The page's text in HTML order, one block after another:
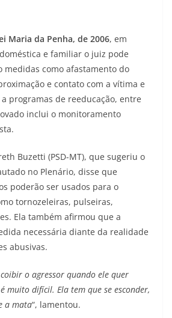
Maria da Penha, de 2006, em
e familiar o juiz pode
medidas como afastamento do
e contato com a vítima e
programas de reeducação, entre
inclui o monitoramento
Buzetti (PSD-MT), que sugeriu o
no Plenário, disse que
poderão ser usados para o
tornozeleiras, pulseiras,
Ela também afirmou que a
necessária diante da realidade
abusivas.
coibir o agressor quando ele quer
muito difícil. Ela tem que se esconder,
a mata“, lamentou.